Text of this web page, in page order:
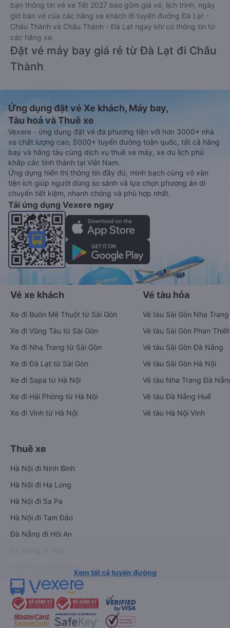
bạn thông tin vé xe Tết 2027 bao gồm giá vé, lịch trình, ngày
giờ bán vé của các hãng xe khách đi tuyến đường Đà Lạt -
Châu Thành và Châu Thành - Đà Lạt ngay khi có thông tin từ
các hãng xe.
Đặt vé máy bay giá rẻ từ Đà Lạt đi Châu
Thành
Ứng dụng đặt vé Xe khách, Máy bay,
Tàu hoả và Thuê xe
Vexere - ứng dụng đặt vé đa phương tiện với hơn 3000+ nhà
xe chất lượng cao, 5000+ tuyến đường toàn quốc, tất cả hãng
bay và hãng tàu cùng dịch vụ thuê xe máy, xe du lịch phủ
khắp các tỉnh thành tại Việt Nam.
Ứng dụng hiển thị thông tin đầy đủ, minh bạch cùng vô vàn
tiện ích giúp người dùng so sánh và lựa chọn phương án di
chuyển tiết kiệm, nhanh chóng và phù hợp nhất.
Tải ứng dụng Vexere ngay
Vé xe khách
Xe đi Buôn Mê Thuột từ Sài Gòn
Xe đi Vũng Tàu từ Sài Gòn
Xe đi Nha Trang từ Sài Gòn
Xe đi Đà Lạt từ Sài Gòn
Xe đi Sapa từ Hà Nội
Xe đi Hải Phòng từ Hà Nội
Xe đi Vinh từ Hà Nội
Vé tàu hỏa
Vé tàu Sài Gòn Nha Trang
Vé tàu Sài Gòn Phan Thiết
Vé tàu Sài Gòn Đà Nẵng
Vé tàu Sài Gòn Hà Nội
Vé tàu Nha Trang Đà
Vé tàu Đà Nẵng Huế
Vé tàu Hà Nội Vinh
Thuê xe
Hà Nội đi Ninh Bình
Hà Nội đi Hạ Long
Hà Nội đi Sa Pa
Hà Nội đi Tam Đảo
Đà Nẵng đi Hội An
Xem tất cả tuyến đường